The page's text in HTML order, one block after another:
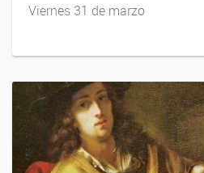
Viernes 31 de marzo